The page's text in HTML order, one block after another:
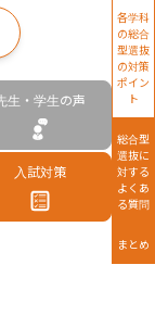
生・学生の声
入試対策
各学科
の総合
型選抜
の対策
ポイン
ト
総合型
選抜に
対する
よくあ
る質問
まとめ